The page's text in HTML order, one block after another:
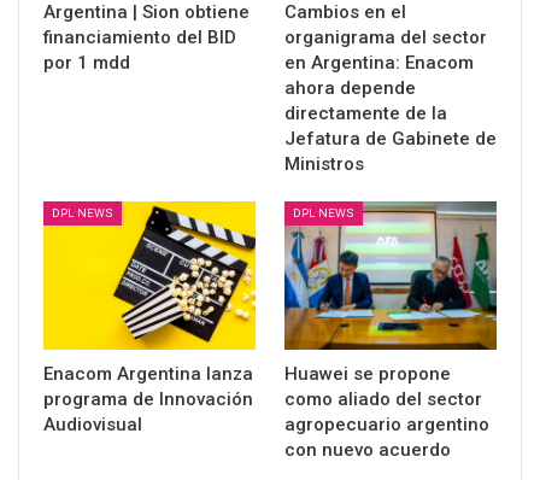
Argentina | Sion obtiene
financiamiento del BID
por 1 mdd
Cambios en el
organigrama del sector
en Argentina: Enacom
ahora depende
directamente de la
Jefatura de Gabinete de
Ministros
DPL NEWS
Enacom Argentina lanza
programa de Innovación
Audiovisual
DPL NEWS
Huawei se propone
como aliado del sector
agropecuario argentino
con nuevo acuerdo